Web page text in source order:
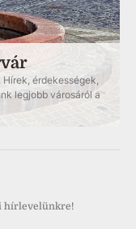
érdekességek,
legjobb városáról a
hírlevelünkre!